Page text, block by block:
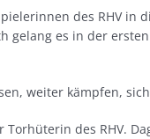
des RHV in
es in der
weiter kämpfen,
des RHV.